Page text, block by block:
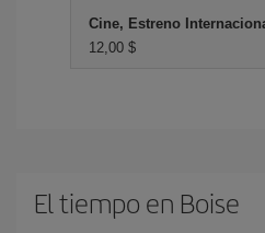
Cine, Estreno
12,00 $
El tiempo en Boise